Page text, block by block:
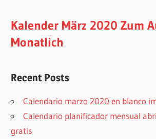
Kalender März 2020 Zum
Monatlich
Recent Posts
Calendario marzo 2020 en blanco
Calendario planificador mensual
gratis